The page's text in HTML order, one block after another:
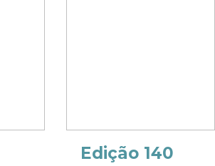
Edição 140